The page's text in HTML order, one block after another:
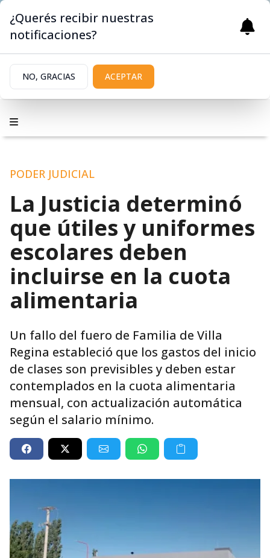
PODER JUDICIAL
La Justicia determinó
que útiles y uniformes
escolares deben
incluirse en la cuota
alimentaria
Un fallo del fuero de Familia de Villa
Regina estableció que los gastos del inicio
de clases son previsibles y deben estar
contemplados en la cuota alimentaria
mensual, con actualización automática
según el salario mínimo.
¿Querés recibir nuestras
notificaciones?
NO, GRACIAS ACEPTAR